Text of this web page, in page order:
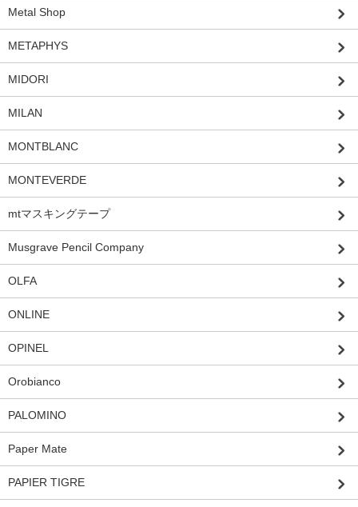
Metal Shop
METAPHYS
MIDORI
MILAN
MONTBLANC
MONTEVERDE
mtマスキングテープ
Musgrave Pencil Company
OLFA
ONLINE
OPINEL
Orobianco
PALOMINO
Paper Mate
PAPIER TIGRE